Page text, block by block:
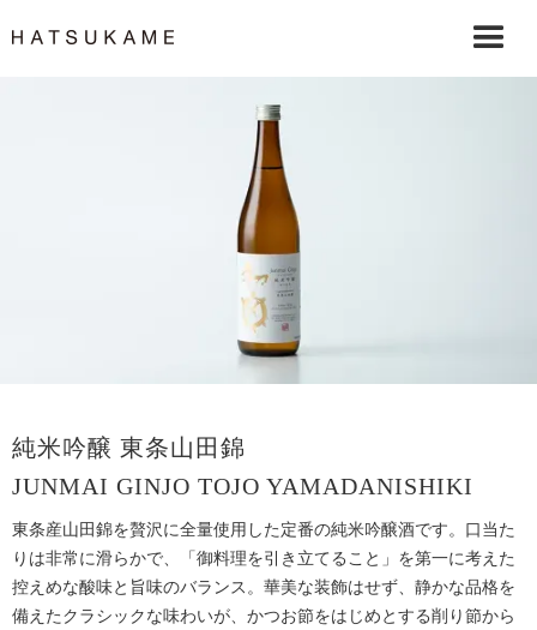
純米吟醸 東条山田錦
JUNMAI GINJO TOJO YAMADANISHIKI
東条産山田錦を贅沢に全量使用した定番の純米吟醸酒です。口当た
りは非常に滑らかで、「御料理を引き立てること」を第一に考えた
控えめな酸味と旨味のバランス。華美な装飾はせず、静かな品格を
備えたクラシックな味わいが、かつお節をはじめとする削り節から